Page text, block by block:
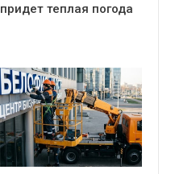
придет теплая погода